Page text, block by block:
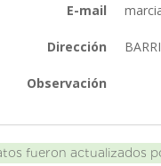
E-mail
Dirección
Observación
fueron actualizados